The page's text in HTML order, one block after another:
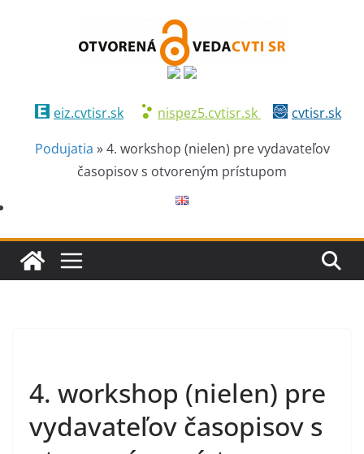
eiz.cvtisr.sk nispez5.cvtisr.sk
cvtisr.sk
Podujatia »4. workshop (nielen) pre vydavateľov
časopisov s otvoreným prístupom
4. workshop (nielen) pre
vydavateľov časopisov s